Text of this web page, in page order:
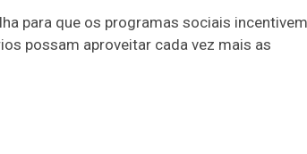
para que os programas sociais
possam aproveitar cada vez mais as